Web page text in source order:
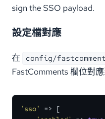
sign the SSO payload.
設定檔對應
在 config/
FastComments 欄位對
'sso'
=> [